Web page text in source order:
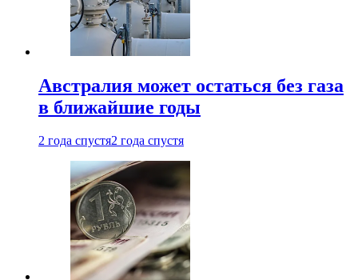
Австралия может остаться без газа
в ближайшие годы
2 года спустя2 года спустя